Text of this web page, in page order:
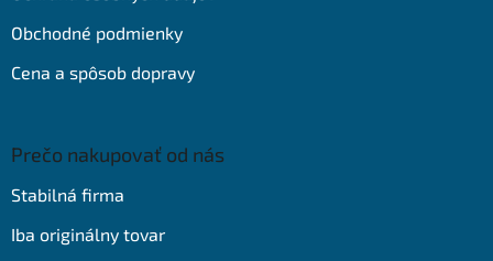
Obchodné podmienky
Cena a spôsob dopravy
Prečo nakupovať od nás
Stabilná firma
Iba originálny tovar